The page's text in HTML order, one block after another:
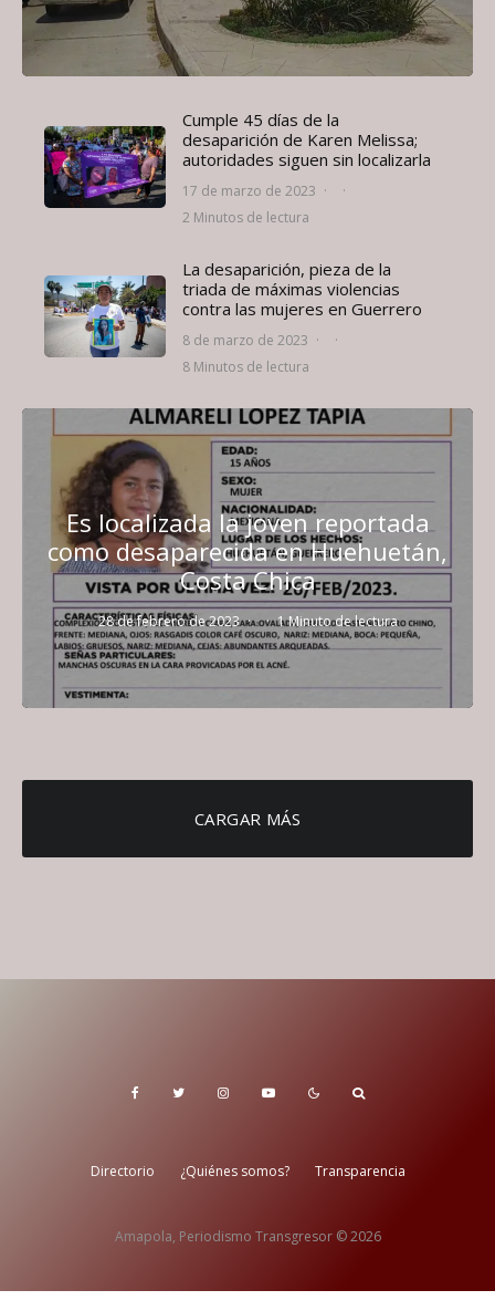
Cumple 45 días de la
desaparición de Karen Melissa;
autoridades siguen sin localizarla
17 de marzo de 2023 ·
·
2 Minutos de lectura
La desaparición, pieza de la
triada de máximas violencias
contra las mujeres en Guerrero
8 de marzo de 2023 ·
·
8 Minutos de lectura
Es localizada la joven reportada
como desaparecida en Huehuetán,
Costa Chica
28 de febrero de 2023 · · 1 Minuto de lectura
CARGAR MÁS
Directorio ¿Quiénes somos? Transparencia
Amapola, Periodismo Transgresor © 2026